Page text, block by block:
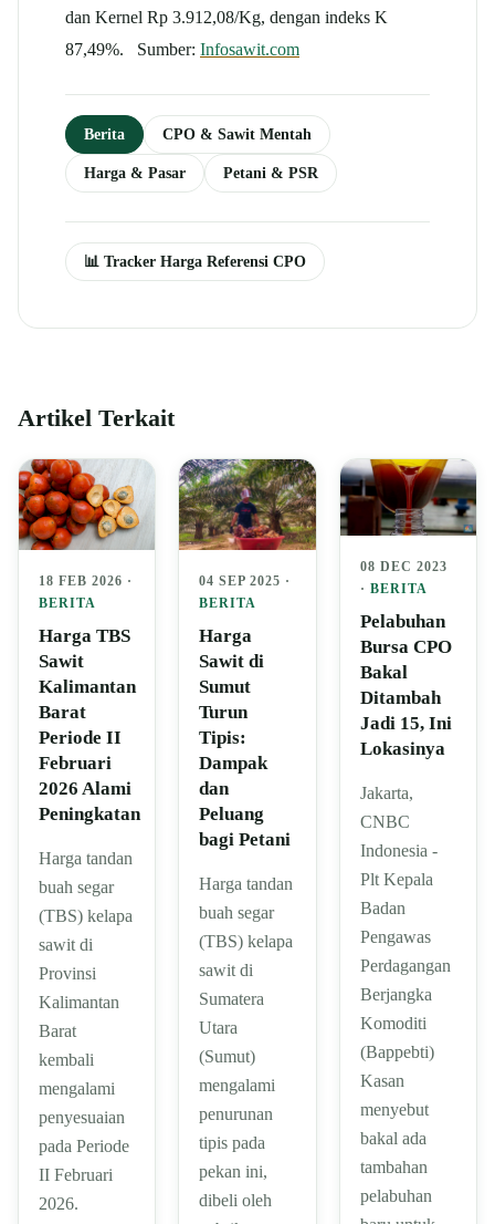
dan Kernel Rp 3.912,08/Kg, dengan indeks K
87,49%. Sumber: Infosawit.com
Berita CPO & Sawit Mentah
Harga & Pasar Petani & PSR
📊 Tracker Harga Referensi CPO
Artikel Terkait
18 FEB 2026 ·
BERITA
Harga TBS
Sawit
Kalimantan
Barat
Periode II
Februari
2026 Alami
Peningkatan
Harga tandan
buah segar
(TBS) kelapa
sawit di
Provinsi
Kalimantan
Barat
kembali
mengalami
penyesuaian
pada Periode
II Februari
2026.
04 SEP 2025 ·
BERITA
Harga
Sawit di
Sumut
Turun
Tipis:
Dampak
dan
Peluang
bagi Petani
Harga tandan
buah segar
(TBS) kelapa
sawit di
Sumatera
Utara
(Sumut)
mengalami
penurunan
tipis pada
pekan ini,
dibeli oleh
08 DEC 2023
· BERITA
Pelabuhan
Bursa CPO
Bakal
Ditambah
Jadi 15, Ini
Lokasinya
Jakarta,
CNBC
Indonesia -
Plt Kepala
Badan
Pengawas
Perdagangan
Berjangka
Komoditi
(Bappebti)
Kasan
menyebut
bakal ada
tambahan
pelabuhan